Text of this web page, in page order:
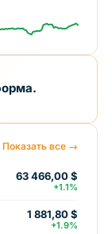
Показать все →
63 466,00 $
+1.1%
1 881,80 $
+1.9%